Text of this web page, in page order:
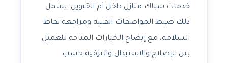
خدمات سباك منازل داخل أم القيوين. يشمل
ذلك ضبط المواصفات الفنية ومراجعة نقاط
السلامة، مع إيضاح الخيارات المتاحة للعميل
بين الإصلاح والاستبدال والترقية حسب